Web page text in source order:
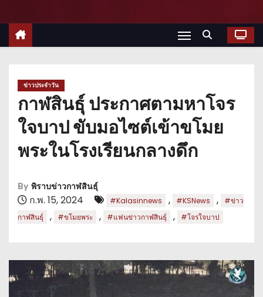
ข่าวประจำวัน
กาฬสินธุ์ ประกาศตามหาโจร
ใจบาป ขับมอไซต์เข้าขโมย
พระในโรงเรียนกลางดึก
By พิราบข่าวกาฬสินธุ์
ก.พ. 15, 2024 #Kalasinnews , #KSNews ,
#ข่าว
กาฬสินธุ์
, #ขโมยพระ , #แฟนข่าวกาฬสินธุ์ , #โจรใจบาป